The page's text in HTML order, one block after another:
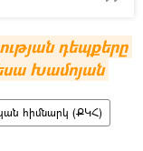
դեպքերը
Խամոյան
հիմնարկ (ՔԿՀ)